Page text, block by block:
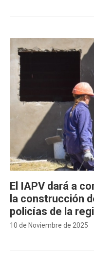
10 de Noviembre de 2025
El IAPV dará a
la construcción
policías de la